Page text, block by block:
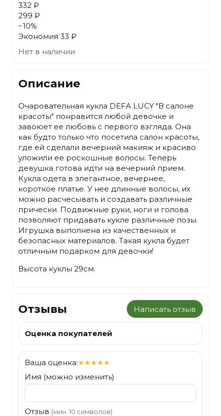
332 ₽
299 ₽
−10%
Экономия 33 ₽
Нет в наличии
Описание
Очаровательная кукла DEFA LUCY "В салоне
красоты" понравится любой девочке и
завоюет ее любовь с первого взгляда. Она
как будто только что посетила салон красоты,
где ей сделали вечерний макияж и красиво
уложили ее роскошные волосы. Теперь
девушка готова идти на вечерний прием.
Кукла одета в элегантное, вечернее,
короткое платье. У нее длинные волосы, их
можно расчесывать и создавать различные
прически. Подвижные руки, ноги и голова
позволяют придавать кукле различные позы.
Игрушка выполнена из качественных и
безопасных материалов. Такая кукла будет
отличным подарком для девочки!
Высота куклы 29см.
Отзывы Написать отзыв
Оценка покупателей
Ваша оценка:★★★★★
Имя (можно изменить)
Отзыв (мин. 10 символов)